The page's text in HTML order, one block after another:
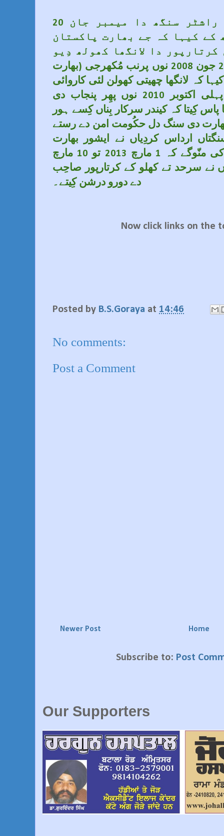
20 جون 2008 نوں سنیوکت راشٹر سنگھ دا میمبر جان
کے کیہا کہ جے بھارت پاکستان
دا لانگھا کھولھ دِیو
جس کرکے ہفتے بعد ہی 28 جون 2008 نوں پرنب مُکھرجی (بھارت
کہ لانگھا چھیتی کھولن لئی کاروائی
شُرُوع کِیتی جا رہی اے۔ پہلی اکتوبر 2010 نوں پھِر پنجاب دی
کِیتا کہ کیندر سرکار بِناں کِسے ہور
بھارت دی سنگ دل حکُومت امن دے رستے
ارداس کردِیاں نے ایشور بھارت
سرکار نوں سُمتّ بخشے۔ کی منّوگے کہ 1 مارچ 2013 تو 10 مارچ
25 لکّھ لوکاں نے سرحد تے کھلو کے کرتارپور صاحِب
دے دورو درشن کِیتے۔
Now click links on the
Posted by B.S.Goraya at 14:46
No comments:
Post a Comment
Newer Post Home
Subscribe to: Post
Our Supporters